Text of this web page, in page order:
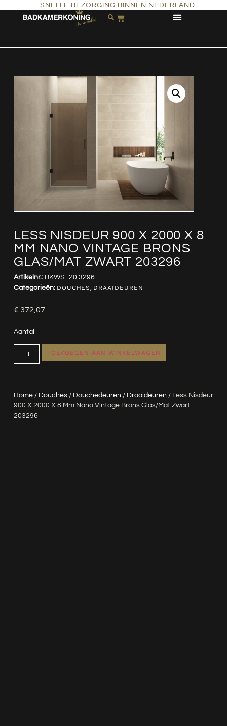
SNELLE BEZORGING BINNEN NEDERLAND
LESS NISDEUR 900 X 2000 X 8
MM NANO VINTAGE BRONS
GLAS/MAT ZWART 203296
Home/ Douches/ Douchedeuren / Draaideuren / Less Nisdeur
900 X 2000 X 8 Mm Nano Vintage Brons Glas/mat Zwart
203296
Artikelnr.: BKWS_20.3296
Categorieën: DOUCHES, DRAAIDEUREN
€ 372,07
Aantal
TOEVOEGEN AAN WINKELWAGEN